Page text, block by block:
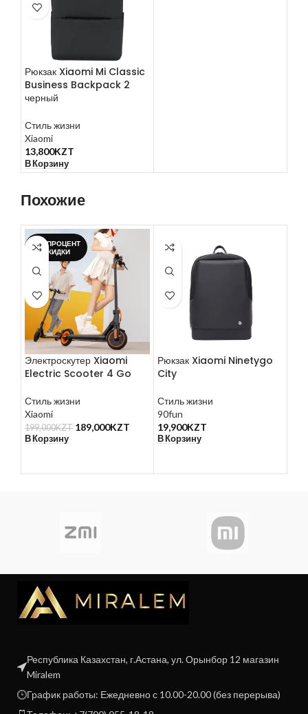
Рюкзак Xiaomi Mi Classic
Business Backpack 2
черный
Стиль жизни
Xiaomi
13,800KZT
В Корзину
Похожие
-5%;ПРОЦЕНТ
СКИДКИ
Электроскутер Xiaomi
Electric Scooter 4 Go
Стиль жизни
Xiaomi
199,000KZT 189,000KZT
В Корзину
Рюкзак Xiaomi Ninetygo
City
Стиль жизни
90fun
19,900KZT
В Корзину
Республика Казахстан, г.Астана, ул. Орынбор 12 магазин
Miralem
График работы: Ежедневно с 10.00-20.00 (без перерыва)